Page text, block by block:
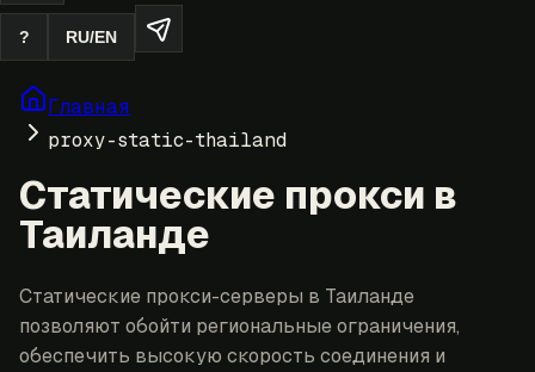
? RU/EN
Главная
proxy-static-thailand
Статические прокси в
Таиланде
Статические прокси-серверы в Таиланде
позволяют обойти региональные ограничения,
обеспечить высокую скорость соединения и